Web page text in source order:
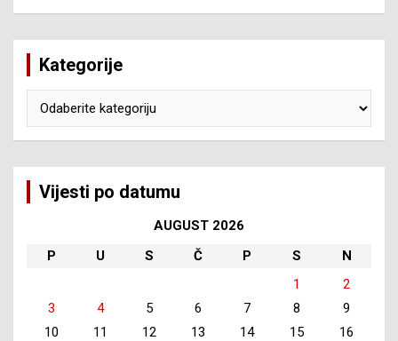
Kategorije
Vijesti po datumu
AUGUST 2026
P
U S Č P S
N
1
2
3
4 5 6 7 8
9
10
11 12 13 14 15
16